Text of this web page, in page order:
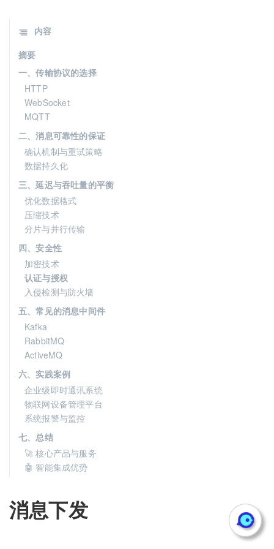
消息下发
内容
摘要
一、传输协议的选择
HTTP
WebSocket
MQTT
二、消息可靠性的保证
确认机制与重试策略
数据持久化
三、延迟与吞吐量的平衡
优化数据格式
压缩技术
分片与并行传输
四、安全性
加密技术
认证与授权
入侵检测与防火墙
五、常见的消息中间件
Kafka
RabbitMQ
ActiveMQ
六、实践案例
企业级即时通讯系统
物联网设备管理平台
系统报警与监控
七、总结
🚀 核心产品与服务
🤖 智能集成优势